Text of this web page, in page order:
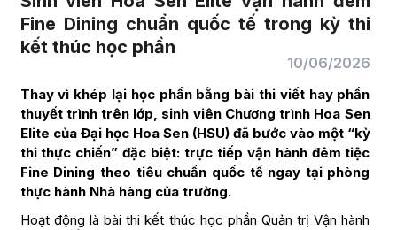
Fine Dining chuẩn quốc tế trong kỳ thi
kết thúc học phần
10/06/2026
Thay vì khép lại học phần bằng bài thi viết hay phần
thuyết trình trên lớp, sinh viên Chương trình Hoa Sen
Elite của Đại học Hoa Sen (HSU) đã bước vào một “kỳ
thi thực chiến” đặc biệt: trực tiếp vận hành đêm tiệc
Fine Dining theo tiêu chuẩn quốc tế ngay tại phòng
thực hành Nhà hàng của trường.
Hoạt động là bài thi kết thúc học phần Quản trị Vận hành